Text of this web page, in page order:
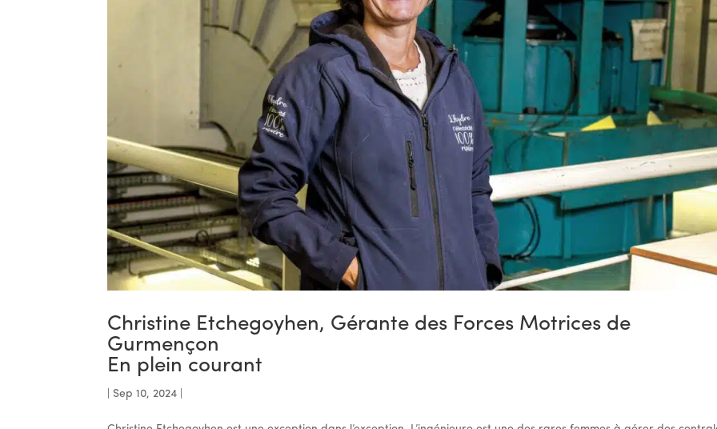
Christine Etchegoyhen, Gérante des Forces Motrices de
Gurmençon
En plein courant
|Sep 10, 2024